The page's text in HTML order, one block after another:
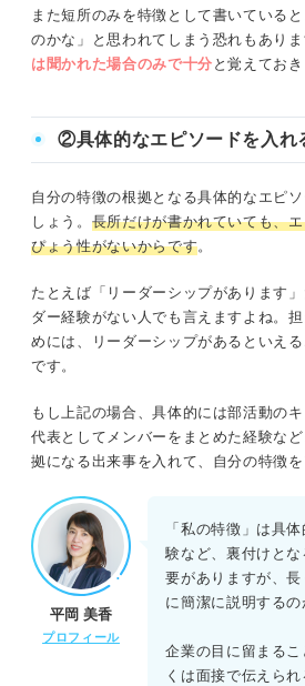
また短所のみを特徴として書いている
のかな」と思われてしまう恐れもありま
は聞かれた場合のみで十分 と覚えておき
②具体的なエピソードを入れ
自分の特徴の根拠となる具体的なエピ
しょう。 長所だけが書かれていても、
ぴょう性がないからです。
たとえば「リーダーシップがあります
ダー経験がない人でも言えますよね。
めには、リーダーシップがあるといえ
です。
もし上記の場合、具体的には部活動の
代表としてメンバーをまとめた経験な
拠になる出来事を入れて、自分の特徴を
平岡 美香
プロフィール
「私の特徴」は具
験など、裏付けと
要がありますが、
に簡潔に説明するの
企業の目に留まる
くは面接で伝えら